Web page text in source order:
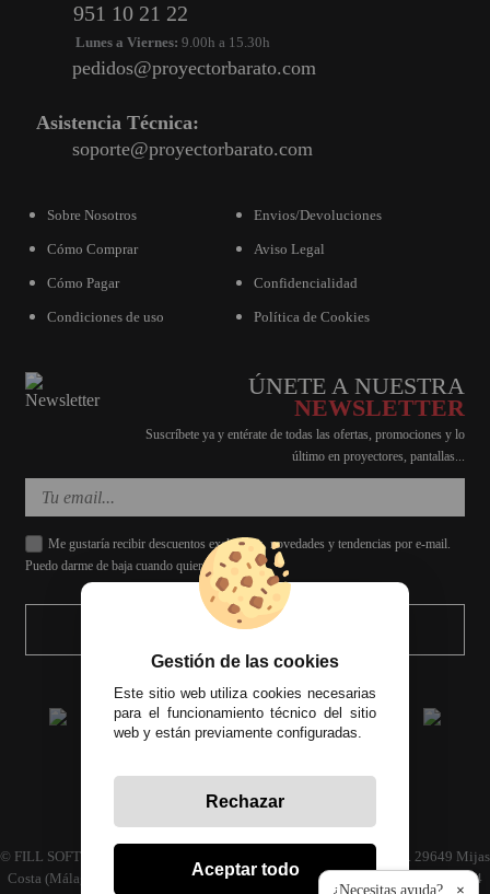
951 10 21 22
Lunes a Viernes: 9.00h a 15.30h
pedidos@proyectorbarato.com
Asistencia Técnica:
soporte@proyectorbarato.com
Sobre Nosotros
Cómo Comprar
Cómo Pagar
Condiciones de uso
Envios/Devoluciones
Aviso Legal
Confidencialidad
Política de Cookies
ÚNETE A NUESTRA
NEWSLETTER
Suscríbete ya y entérate de todas las ofertas, promociones y lo
último en proyectores, pantallas...
Me gustaría recibir descuentos exclusivos, novedades y tendencias por e-mail.
Puedo darme de baja cuando quiera.
ENVIAR
© FILL SOFT S.L., CIF: B93024339 C/ Archidona naves 30 y 32, C.P. 29649 Mijas
Costa (Málaga) | Empresa inscrita en el registro mercantil tomo 4686 Libro 3594
¿Necesitas ayuda? ×
Gestión de las cookies
Este sitio web utiliza cookies necesarias
para el funcionamiento técnico del sitio
web y están previamente configuradas.
Rechazar
Aceptar todo